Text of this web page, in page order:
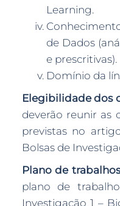
Learning.
de Dados
e prescritivas).
Domínio da
Elegibilidade dos
deverão reunir as
previstas no
Bolsas de
Plano de
plano de
Investigação 1 –